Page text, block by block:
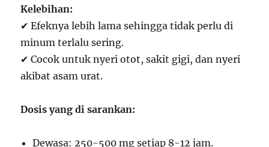
Kelebihan:
✔ Efeknya lebih lama sehingga tidak perlu di
minum terlalu sering.
✔ Cocok untuk nyeri otot, sakit gigi, dan nyeri
akibat asam urat.
Dosis yang di sarankan:
Dewasa: 250-500 mg setiap 8-12 jam.